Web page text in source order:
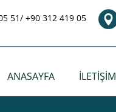
51/ +90 312 419 05
ANASAYFA İLETİŞİM